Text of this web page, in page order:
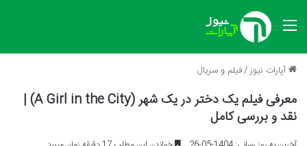
منو
آپارات نیوز/فیلم و سریال
معرفی فیلم یک دختر در یک شهر (A Girl in the City) |
نقد و بررسی کامل